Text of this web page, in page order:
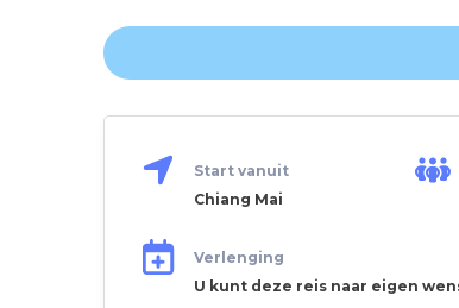
Start vanuit
Chiang Mai
Verlenging
U kunt deze reis naar eigen